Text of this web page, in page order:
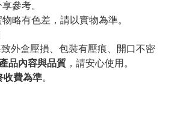
參考。
略有色差，請以實物為準。
外盒壓損、包裝有壓痕、開口不密
品內容與品質 ，請安心使用。
收費為準。